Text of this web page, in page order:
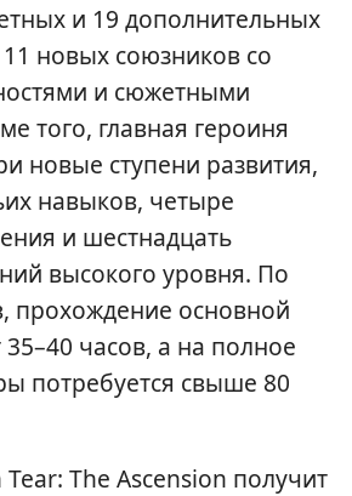
и 19 дополнительных
новых союзников со
и сюжетными
того, главная героиня
новые ступени развития,
навыков, четыре
и шестнадцать
высокого уровня. По
прохождение основной
часов, а на полное
потребуется свыше 80
Tear: The Ascension получит